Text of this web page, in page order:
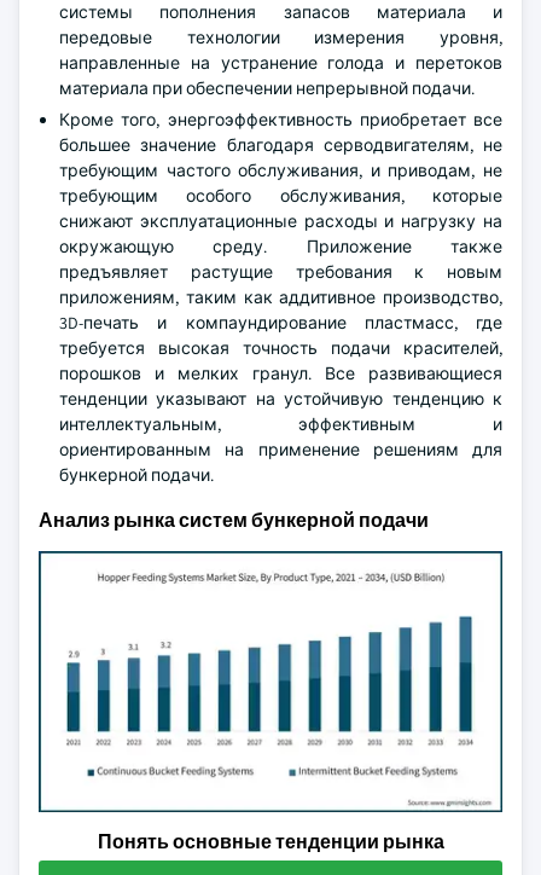
системы пополнения запасов материала и
передовые технологии измерения уровня,
направленные на устранение голода и перетоков
материала при обеспечении непрерывной подачи.
Кроме того, энергоэффективность приобретает все
большее значение благодаря серводвигателям, не
требующим частого обслуживания, и приводам, не
требующим особого обслуживания, которые
снижают эксплуатационные расходы и нагрузку на
окружающую среду. Приложение также
предъявляет растущие требования к новым
приложениям, таким как аддитивное производство,
3D-печать и компаундирование пластмасс, где
требуется высокая точность подачи красителей,
порошков и мелких гранул. Все развивающиеся
тенденции указывают на устойчивую тенденцию к
интеллектуальным, эффективным и
ориентированным на применение решениям для
бункерной подачи.
Анализ рынка систем бункерной подачи
Понять основные тенденции рынка